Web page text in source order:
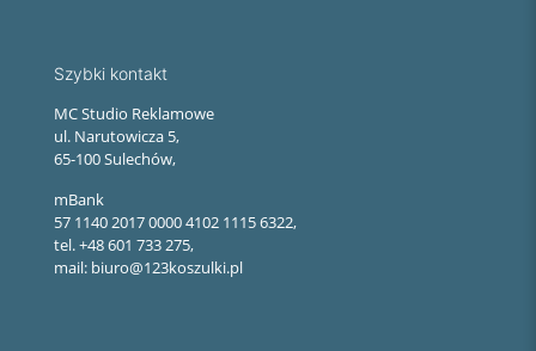
Szybki kontakt
MC Studio Reklamowe
ul. Narutowicza 5,
65-100 Sulechów,
mBank
57 1140 2017 0000 4102 1115 6322,
tel. +48 601 733 275,
mail: biuro@123koszulki.pl